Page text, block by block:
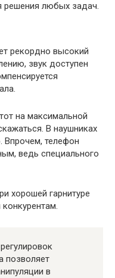
решения любых задач.
рекордно высокий
звук доступен
на максимальной
В наушниках
Впрочем, телефон
ведь специального
хорошей гарнитуре
позволяет
в